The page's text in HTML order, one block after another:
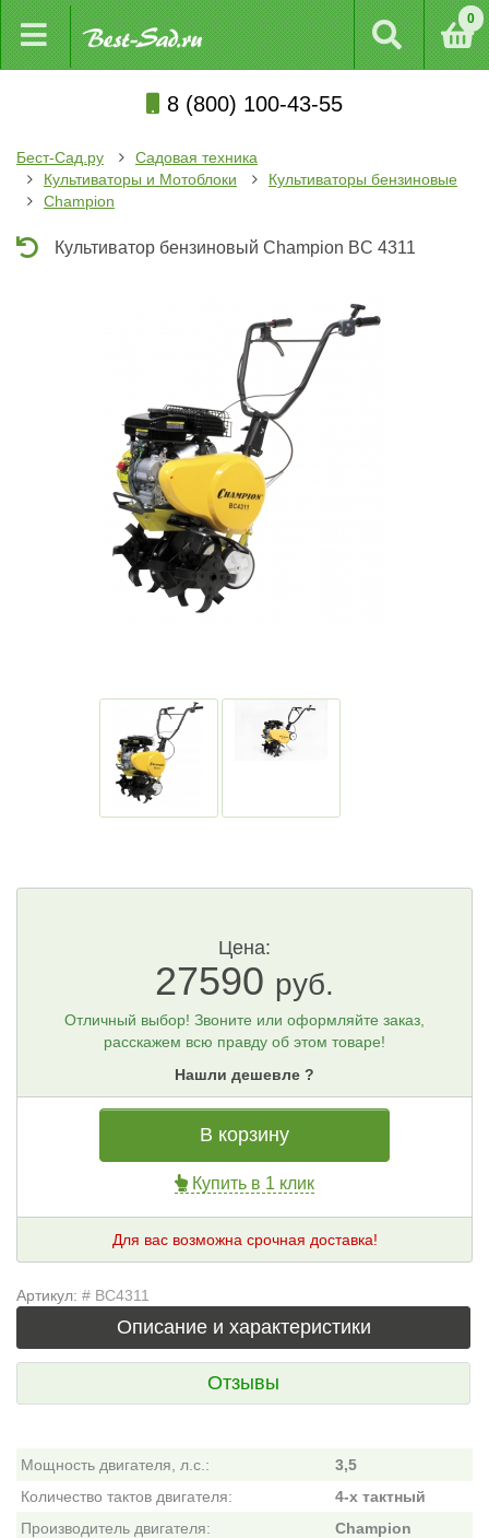
0
8 (800) 100-43-55
Бест-Сад.ру
Садовая техника
Культиваторы и Мотоблоки
Культиваторы бензиновые
Champion
Культиватор бензиновый Champion BC 4311
Цена:
27590 руб.
Отличный выбор! Звоните или оформляйте заказ,
расскажем всю правду об этом товаре!
Нашли дешевле ?
В корзину
Купить в 1 клик
Для вас возможна срочная доставка!
Артикул: # BC4311
Описание и характеристики
Отзывы
Мощность двигателя, л.с.:
3,5
Количество тактов двигателя:
4-х тактный
Производитель двигателя:
Champion